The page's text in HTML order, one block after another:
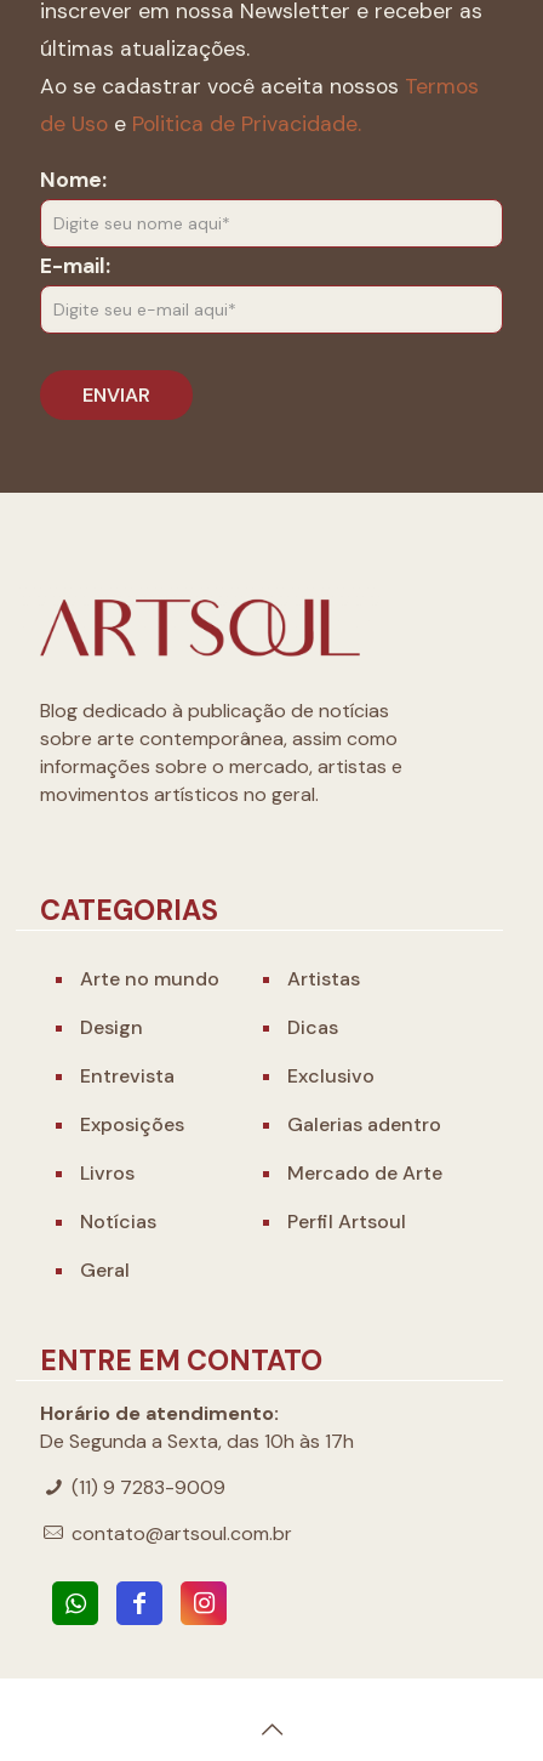
inscrever em nossa Newsletter e receber as
últimas atualizações.
Ao se cadastrar você aceita nossos Termos
de Uso e Politica de Privacidade.
Nome:
E-mail:
Blog dedicado à publicação de notícias
sobre arte contemporânea, assim como
informações sobre o mercado, artistas e
movimentos artísticos no geral.
CATEGORIAS
Arte no mundo
Artistas
Design
Dicas
Entrevista
Exclusivo
Exposições
Galerias adentro
Livros
Mercado de Arte
Notícias
Perfil Artsoul
Geral
ENTRE EM CONTATO
Horário de atendimento:
De Segunda a Sexta, das 10h às 17h
(11) 9 7283-9009
contato@artsoul.com.br